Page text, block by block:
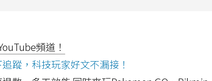
頻道！
蹤，科技玩家好文不漏接！